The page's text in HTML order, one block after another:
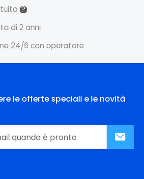
?
di 2 anni
24/6 con operatore
le offerte speciali e le novità